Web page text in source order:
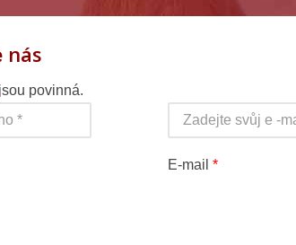
nás
povinná.
E-mail *